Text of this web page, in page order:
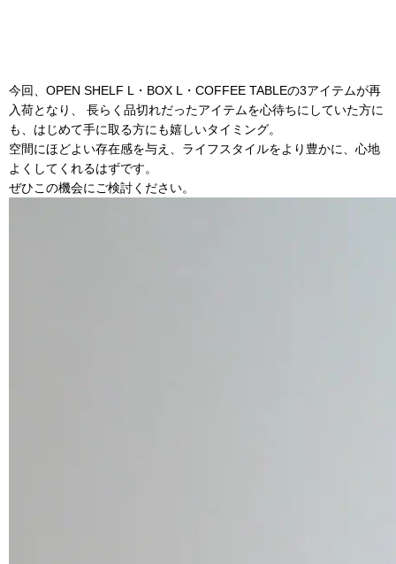
今回、OPEN SHELF L・BOX L・COFFEE TABLEの3アイテムが再
入荷となり、 長らく品切れだったアイテムを心待ちにしていた方に
も、はじめて手に取る方にも嬉しいタイミング。
空間にほどよい存在感を与え、ライフスタイルをより豊かに、心地
よくしてくれるはずです。
ぜひこの機会にご検討ください。